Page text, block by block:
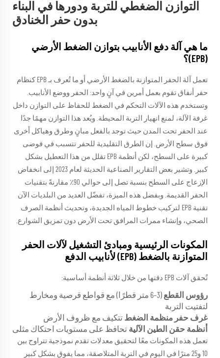
التوازن الضغطي للتربة ودورها في البناء
بدون حفر الخنادق
ما هي آلة دفع الأنابيب بتوازن الضغط الأرضي
(EPB)؟
تعمل آلة الحفر المتوازنة بالضغط الأرضي أو ما تُعرف بـ EPB كنظام
حفر أنفاق تقوم بعمل أمرين في آنٍ واحد: الحفر ووضع الأنابيب.
وتستخدم هذه الآلات التحكم في الضغط للحفاظ على التوازن داخل
غرفة الآلة، لمنع انهيار التربة المحيطة. ويُعد هذا التوازن مهمًا جدًا
عند الحفر تحت المدن حيث توجد بالفعل مبانٍ وطرق وهياكل أخرى
فوق سطح الأرض. إن الطرق التقليدية للحفر تتسبب في فوضى
كبيرة على السطح، لكن أنظمة EPB تقلل من هذا التعطيل بشكل
كبير. وتشير بعض التقارير الصناعية الحديثة لعام 2023 إلى انخفاض
الإزعاج على السطح بنسبة تصل إلى حوالي 90٪ مقارنةً بتقنيات
الحفر القديمة. وبفضل هذه الميزة، تفضّل العديد من البلديات الآن
تقنية EPB لتركيب خطوط المياه الجديدة، وتحديث أنظمة الصرف
الصحي، وإنشاء ممرات المرافق تحت الأرض دون تمزيق الشوارع.
المكونات الرئيسية ومبادئ التشغيل لآلات الحفر
المتوازنة بالضغط (EPB) لأنابيب الدفع
تُحقق آلات EPB دقتها من خلال ثلاثة أنظمة أساسية:
رؤوس القطع
(3–6 متر قطرًا) مع قواطع قرصية ومخارط
لتفتيت التربة
غرف حفر منظمة الضغط تتكيف مع ظروف الأرض
أنظمة حقن الطين الآلية تحافظ على مستويات احتكاك مثلى
تعمل هذه المكونات معًا لتحقيق معدلات تقدم نموذجية تتراوح بين
10 و25 مترًا في اليوم في التربة المتلاصقة، مما يفوق بشكل كبير